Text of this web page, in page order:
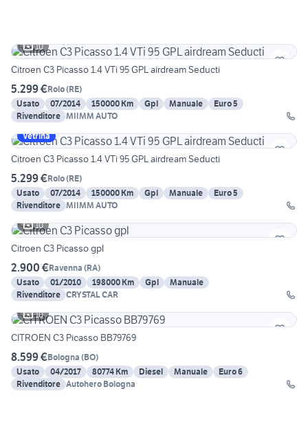
10
Citroen C3 Picasso 1.4 VTi 95 GPL airdream Seducti
5.299 €Rolo(RE)
Usato
07/2014 150000 Km Gpl Manuale
Euro 5
Rivenditore MIIMM AUTO
Vetrina
Citroen C3 Picasso 1.4 VTi 95 GPL airdream Seducti
5.299 €Rolo(RE)
Usato
07/2014 150000 Km Gpl Manuale
Euro 5
Rivenditore MIIMM AUTO
10
Citroen C3 Picasso gpl
2.900 €Ravenna (RA)
Usato
01/2010 198000 Km Gpl
Manuale
Rivenditore CRYSTAL CAR
10
CITROEN C3 Picasso BB79769
8.599 €Bologna (BO)
Usato
04/2017 80774 Km Diesel Manuale
Euro 6
Rivenditore Autohero Bologna